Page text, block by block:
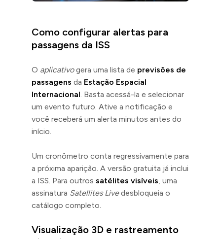
Como configurar alertas para
passagens da ISS
O aplicativogera uma lista de previsões de
passagens da Estação Espacial
Internacional . Basta acessá-la e selecionar
um evento futuro. Ative a notificação e
você receberá um alerta minutos antes do
início.
Um cronômetro conta regressivamente para
a próxima aparição. A versão gratuita já inclui
a ISS. Para outros satélites visíveis , uma
assinatura Satellites Livedesbloqueia o
catálogo completo.
Visualização 3D e rastreamento